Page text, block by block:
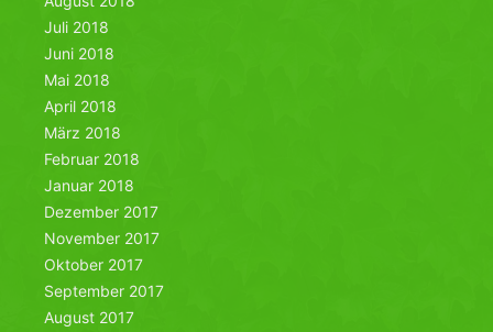
Juli 2018
Juni 2018
Mai 2018
April 2018
März 2018
Februar 2018
Januar 2018
Dezember 2017
November 2017
Oktober 2017
September 2017
August 2017